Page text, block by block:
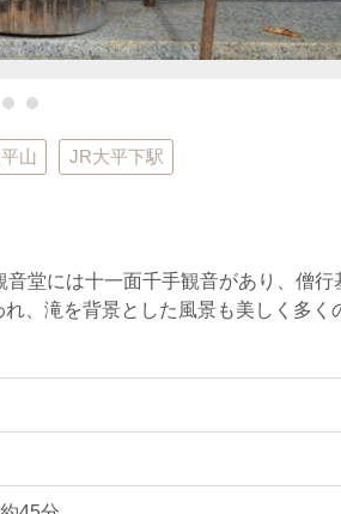
山 JR大平下駅
堂には十一面千手観音があり、僧行
、滝を背景とした風景も美しく多く